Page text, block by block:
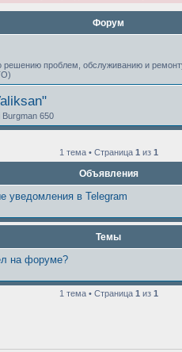
Форум
решению проблем, обслуживанию и
650
1 тема • Страница 1 из 1
Объявления
уведомления в Telegram
Темы
на форуме?
1 тема • Страница 1 из 1